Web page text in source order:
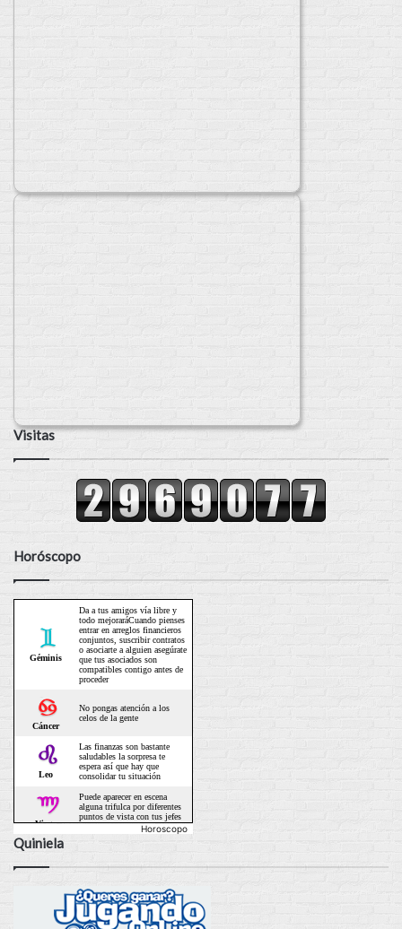
Visitas
Horóscopo
Horoscopo
Quiniela